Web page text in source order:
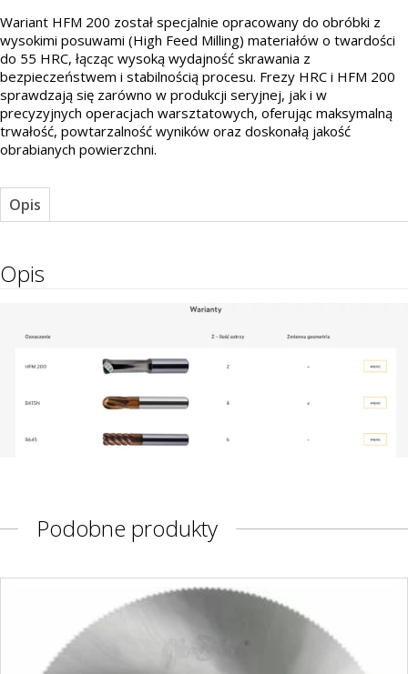
Wariant HFM 200 został specjalnie opracowany do obróbki z
wysokimi posuwami (High Feed Milling) materiałów o twardości
do 55 HRC, łącząc wysoką wydajność skrawania z
bezpieczeństwem i stabilnością procesu. Frezy HRC i HFM 200
sprawdzają się zarówno w produkcji seryjnej, jak i w
precyzyjnych operacjach warsztatowych, oferując maksymalną
trwałość, powtarzalność wyników oraz doskonałą jakość
obrabianych powierzchni.
Opis
Opis
Podobne produkty